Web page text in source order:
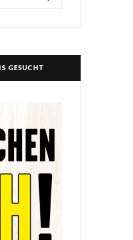
GESUCHT